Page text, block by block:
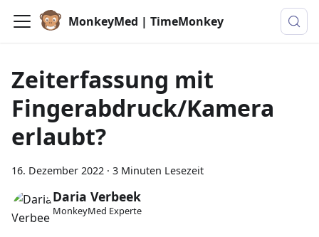
MonkeyMed | TimeMonkey
Zeiterfassung mit
Fingerabdruck/Kamera
erlaubt?
16. Dezember 2022 · 3 Minuten Lesezeit
Daria Verbeek
MonkeyMed Experte